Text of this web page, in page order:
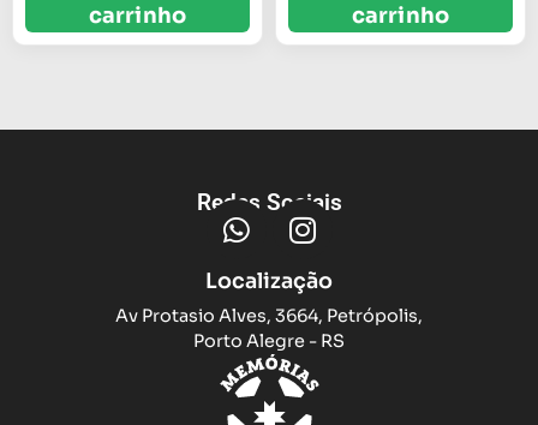
carrinho
carrinho
Redes Sociais
Localização
Av Protasio Alves, 3664, Petrópolis,
Porto Alegre - RS